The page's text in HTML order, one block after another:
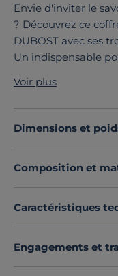
Envie d'inviter le
? Découvrez ce
DUBOST avec ses
Un indispensable
Santoku, multi-
ou poissons avec
Découvrez toute
Voir plus
Dimensions et
Composition et
Caractéristiques
Engagements et